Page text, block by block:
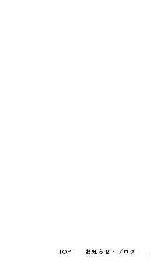
TOP お知らせ・ブログ